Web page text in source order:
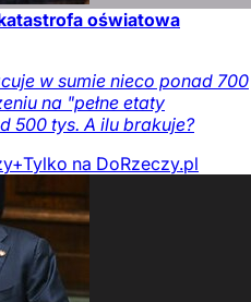
oświatowa
w sumie nieco ponad 700
na "pełne etaty
500 tys. A ilu brakuje?
Tylko na DoRzeczy.pl